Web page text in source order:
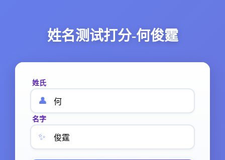
姓名测试打分-何俊霆
姓氏
👤
名字
✨